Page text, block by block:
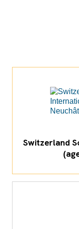
Switzerland